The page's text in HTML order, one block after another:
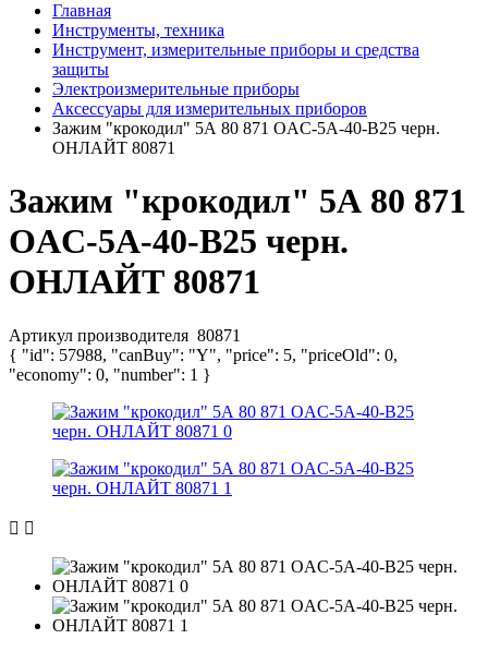
Главная
Инструменты, техника
Инструмент, измерительные приборы и средства
защиты
Электроизмерительные приборы
Аксессуары для измерительных приборов
Зажим "крокодил" 5А 80 871 OAC-5A-40-B25 черн.
ОНЛАЙТ 80871
Зажим "крокодил" 5А 80 871
OAC-5A-40-B25 черн.
ОНЛАЙТ 80871
Артикул производителя 80871
{ "id": 57988, "canBuy": "Y", "price": 5, "priceOld": 0,
"economy": 0, "number": 1 }